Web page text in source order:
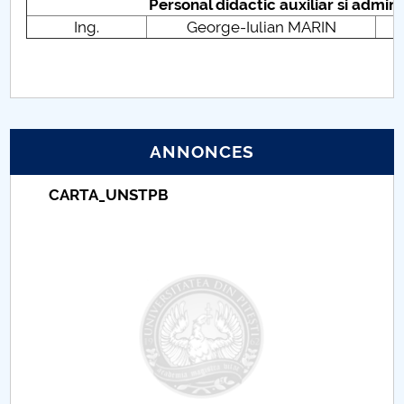
Comisiile departamentului
Personal didactic auxiliar si
Ing.
George-Iulian MARIN
ANNONCES
Taxe de școlarizare indexate – Centrul